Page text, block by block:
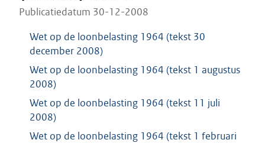
Publicatiedatum 30-12-2008
Wet op de loonbelasting 1964 (tekst 30
december 2008)
Wet op de loonbelasting 1964 (tekst 1 augustus
2008)
Wet op de loonbelasting 1964 (tekst 11 juli
2008)
Wet op de loonbelasting 1964 (tekst 1 februari